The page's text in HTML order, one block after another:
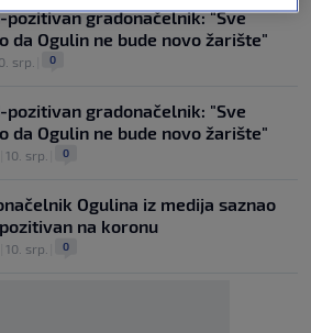
pozitivan gradonačelnik: "Sve
da Ogulin ne bude novo žarište"
srp. 0
pozitivan gradonačelnik: "Sve
da Ogulin ne bude novo žarište"
10. srp. 0
Ogulina iz medija saznao
na koronu
10. srp. 0